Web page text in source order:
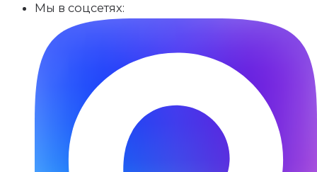
Мы в соцсетях: